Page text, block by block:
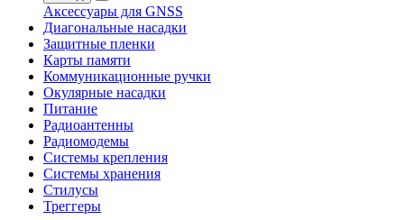
Аксессуары для GNSS
Диагональные насадки
Защитные пленки
Карты памяти
Коммуникационные ручки
Окулярные насадки
Питание
Радиоантенны
Радиомодемы
Системы крепления
Системы хранения
Стилусы
Треггеры